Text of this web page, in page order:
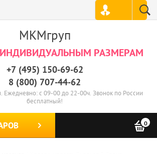
МКМгруп
РАЗМЕРАМ
+7 (495) 150-69-62
8 (800) 707-44-62
Ежедневно: с 09-00 до 22-00ч. Звонок по России
бесплатный!
0